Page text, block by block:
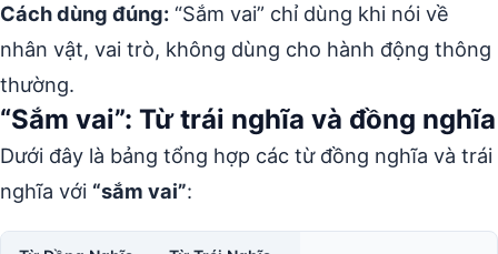
Cách dùng đúng: “Sắm vai” chỉ dùng khi nói về
nhân vật, vai trò, không dùng cho hành động thông
thường.
“Sắm vai”: Từ trái nghĩa và đồng nghĩa
Dưới đây là bảng tổng hợp các từ đồng nghĩa và trái
nghĩa với “sắm vai”: